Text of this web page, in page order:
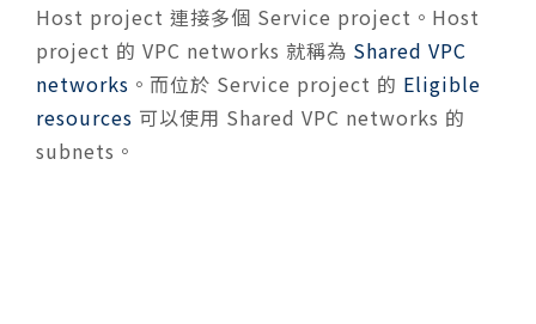
Host project 連接多個 Service project。Host
project 的 VPC networks 就稱為 Shared VPC
networks 。而位於 Service project 的 Eligible
resources 可以使用 Shared VPC networks 的
subnets。